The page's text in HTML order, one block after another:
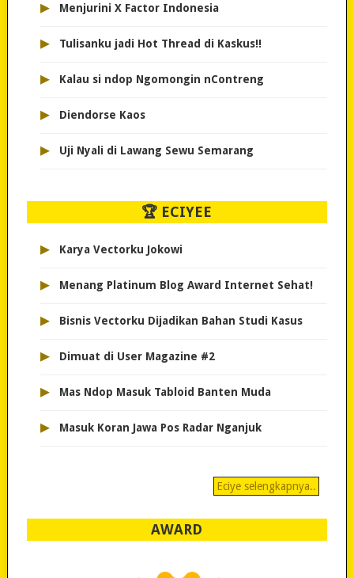
▸ Menjurini X Factor Indonesia
▸ Tulisanku jadi Hot Thread di Kaskus!!
▸ Kalau si ndop Ngomongin nContreng
▸ Diendorse Kaos
▸ Uji Nyali di Lawang Sewu Semarang
🏆 ECIYEE
▸ Karya Vectorku Jokowi
▸ Menang Platinum Blog Award Internet Sehat!
▸ Bisnis Vectorku Dijadikan Bahan Studi Kasus
▸ Dimuat di User Magazine #2
▸ Mas Ndop Masuk Tabloid Banten Muda
▸ Masuk Koran Jawa Pos Radar Nganjuk
Eciye selengkapnya..
AWARD